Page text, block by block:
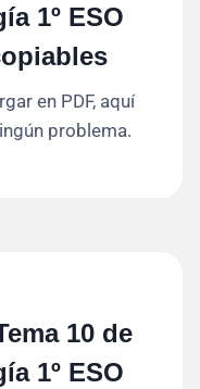
1º ESO
en PDF, aquí
problema.
10 de
1º ESO